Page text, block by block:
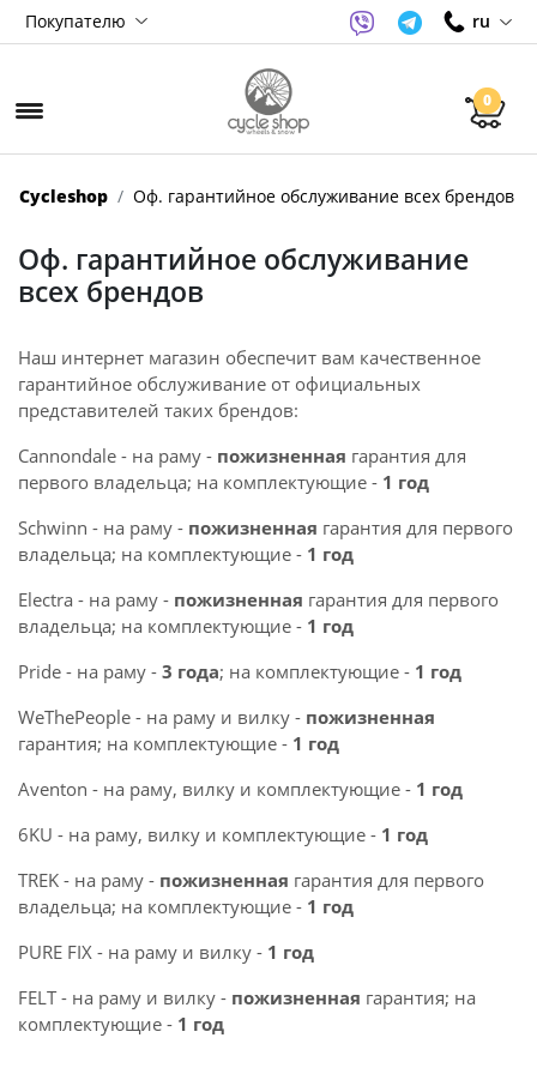
Покупателю ru
0
Cycleshop Оф. гарантийное обслуживание всех брендов
Оф. гарантийное обслуживание
всех брендов
Наш интернет магазин обеспечит вам качественное
гарантийное обслуживание от официальных
представителей таких брендов:
Cannondale - на раму - пожизненная гарантия для
первого владельца; на комплектующие - 1 год
Schwinn - на раму - пожизненная гарантия для первого
владельца; на комплектующие - 1 год
Electra - на раму - пожизненная гарантия для первого
владельца; на комплектующие - 1 год
Pride - на раму - 3 года; на комплектующие - 1 год
WeThePeople - на раму и вилку - пожизненная
гарантия; на комплектующие - 1 год
Aventon - на раму, вилку и комплектующие - 1 год
6KU - на раму, вилку и комплектующие - 1 год
TREK - на раму - пожизненная гарантия для первого
владельца; на комплектующие - 1 год
PURE FIX - на раму и вилку - 1 год
FELT - на раму и вилку - пожизненная гарантия; на
комплектующие - 1 год